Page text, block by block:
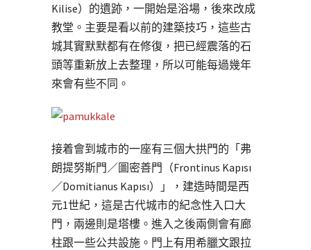
Kilise）的遺跡，一開始是浴場，後來改成
教堂。主要是看以前的建築技巧，這些古
城其實默默都有在修復，把已經震落的石
頭等重新放上去整理，所以可能每過幾年
來會有些不同。
接着會到城市的一座有三個大拱門的「弗
朗提努斯門／圖密善門（Frontinus Kapısı
／Domitianus Kapısı）」，建造時間是西
元1世紀，這是古代城市的紀念性入口大
門，兩邊則是塔樓。進入之後兩側會有廊
柱跟一些公共設施。門上有用希臘文跟拉